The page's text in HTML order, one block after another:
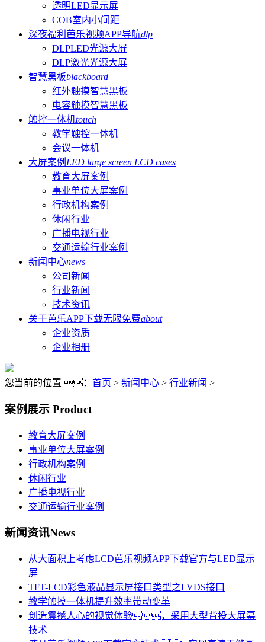
透明LED显示屏
COB室内小间距
深夜福利芭乐视频APP导航dlp
DLPLED光源大屏
DLP激光光源大屏
智慧黑板blackboard
红外触摸智慧黑板
电容触摸智慧黑板
触控一体机touch
教学触控一体机
会议一体机
大屏案例 LED large screen LCD cases
教育大屏案例
事业单位大屏案例
行政机构案例
休闲行业
广播电视行业
交通运输行业案例
新闻中心news
公司新闻
行业新闻
技术资讯
关于芭乐APP下载无限免费about
企业资质
企业相册
您当前的位置 ： 首页 > 新闻中心 > 行业新闻 >
案例展示 Product
教育大屏案例
事业单位大屏案例
行政机构案例
休闲行业
广播电视行业
交通运输行业案例
新闻资讯News
从大面积上考虑LCD芭乐视频APP下载官方与LED显示
屏
TFT-LCD彩色液晶显示屏接口类型之LVDS接口
教学触摸一体机提升效率带动变革
创造震撼人心的视觉体验，采用大型背投大屏幕
技术